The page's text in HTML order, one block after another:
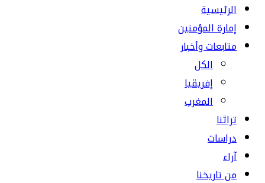
الرئيسية
إمارة المؤمنين
متابعات وأخبار
الكل
إفريقيا
المغرب
تراثنا
دراسات
آراء
من تاريخنا